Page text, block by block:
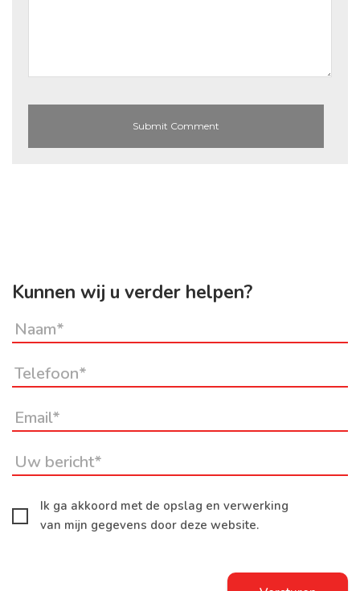
Kunnen wij u verder helpen?
Ik ga akkoord met de opslag en verwerking
van mijn gegevens door deze website.